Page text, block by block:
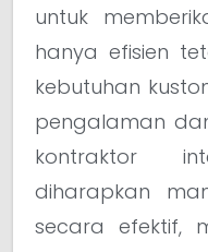
untuk
hanya efisien
kebutuhan
pengalaman
kontraktor
diharapkan
secara efektif,